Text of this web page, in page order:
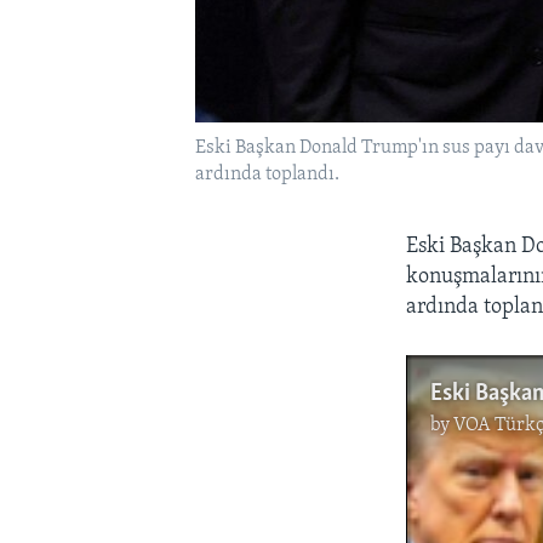
Eski Başkan Donald Trump'ın sus payı
ardında toplandı.
Eski Başkan
ardında
byVOA